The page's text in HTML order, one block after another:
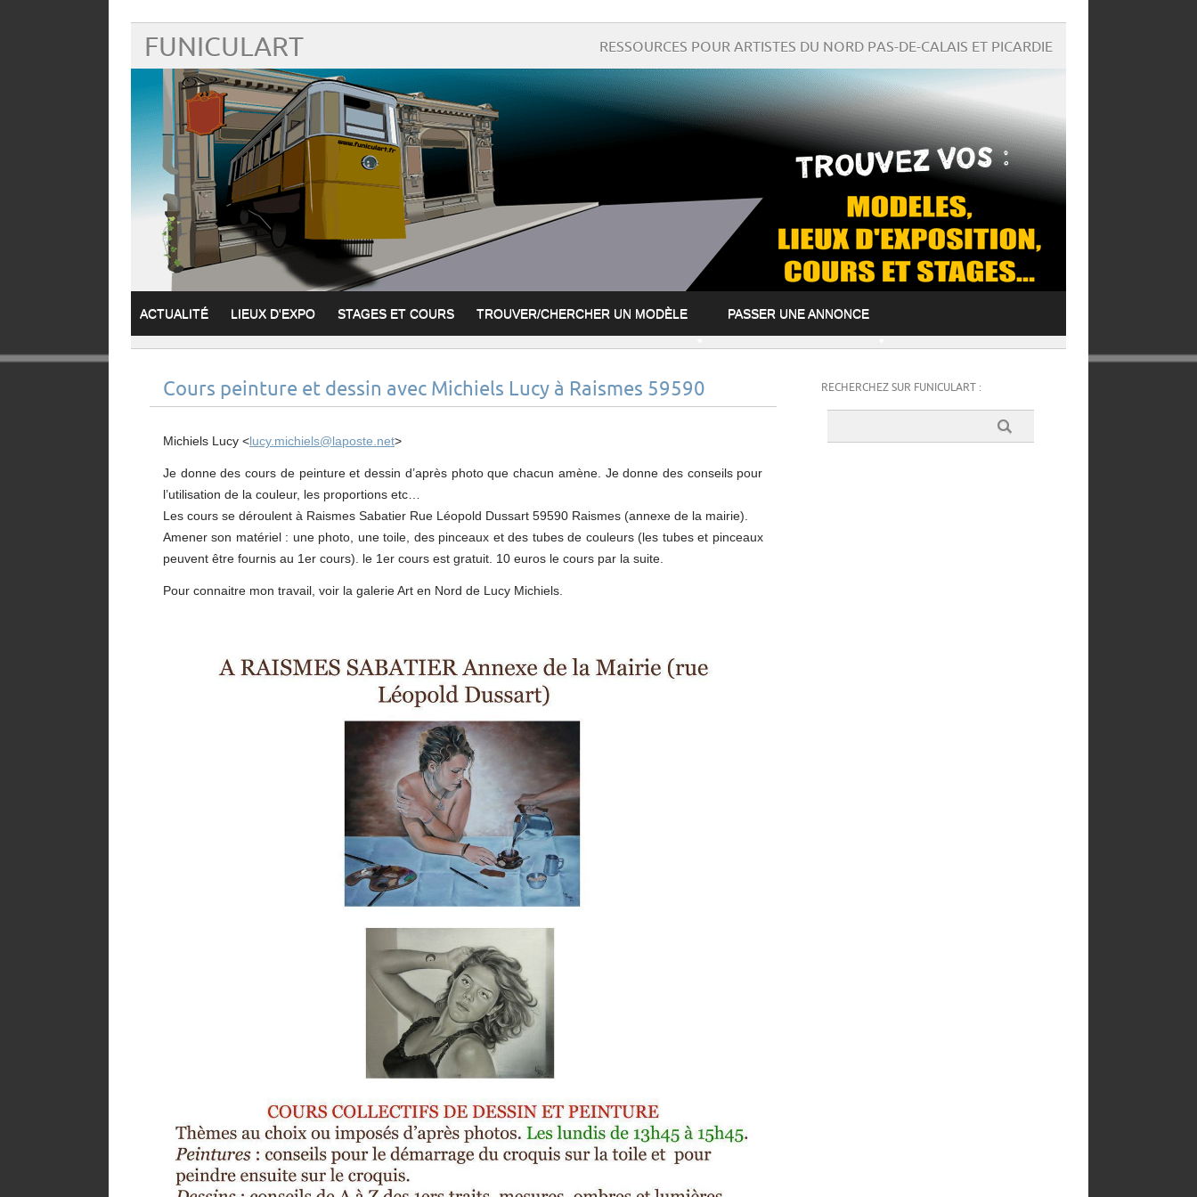
FUNICULART RESSOURCES POUR ARTISTES DU NORD PAS-DE-CALAIS ET PICARDIE
ACTUALITÉ LIEUX D'EXPO STAGES ET COURS TROUVER/CHERCHER UN MODÈLE PASSER UNE ANNONCE
Cours peinture et dessin avec Michiels Lucy à Raismes 59590
Michiels Lucy <lucy.michiels@laposte.net>
Je donne des cours de peinture et dessin d’après photo que chacun amène. Je donne des conseils pour
l’utilisation de la couleur, les proportions etc…
Les cours se déroulent à Raismes Sabatier Rue Léopold Dussart 59590 Raismes (annexe de la mairie).
Amener son matériel : une photo, une toile, des pinceaux et des tubes de couleurs (les tubes et pinceaux
peuvent être fournis au 1er cours). le 1er cours est gratuit. 10 euros le cours par la suite.
Pour connaitre mon travail, voir la galerie Art en Nord de Lucy Michiels.
RECHERCHEZ SUR FUNICULART :